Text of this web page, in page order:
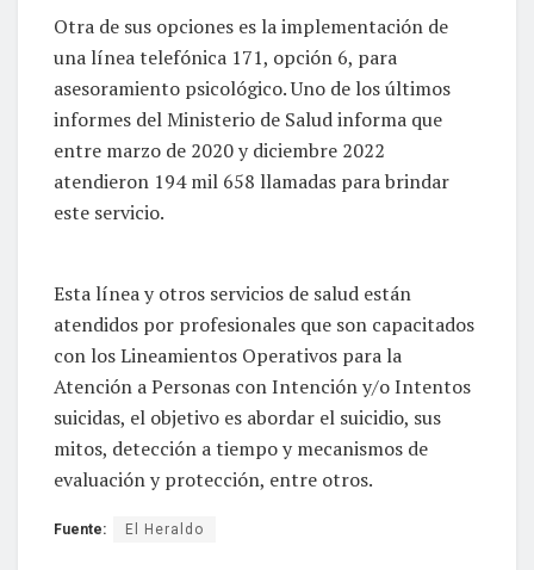
Otra de sus opciones es la implementación de
una línea telefónica 171, opción 6, para
asesoramiento psicológico. Uno de los últimos
informes del Ministerio de Salud informa que
entre marzo de 2020 y diciembre 2022
atendieron 194 mil 658 llamadas para brindar
este servicio.
Esta línea y otros servicios de salud están
atendidos por profesionales que son capacitados
con los Lineamientos Operativos para la
Atención a Personas con Intención y/o Intentos
suicidas, el objetivo es abordar el suicidio, sus
mitos, detección a tiempo y mecanismos de
evaluación y protección, entre otros.
Fuente: El Heraldo